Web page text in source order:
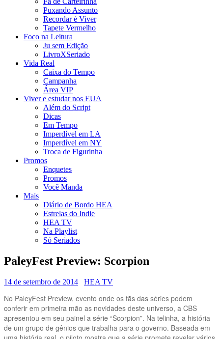
Puxando Assunto
Recordar é Viver
Tapete Vermelho
Foco na Leitura
Ju sem Edição
LivroXSeriado
Vida Real
Caixa do Tempo
Campanha
Área VIP
Viver e estudar nos EUA
Além do Script
Dicas
Em Tempo
Imperdível em LA
Imperdível em NY
Troca de Figurinha
Promos
Enquetes
Promos
Você Manda
Mais
Diário de Bordo HEA
Estrelas do Indie
HEA TV
Na Playlist
Só Seriados
PaleyFest Preview: Scorpion
14 de setembro de 2014 HEA TV
No PaleyFest Preview, evento onde os fãs das séries podem
conferir em primeira mão as novidades deste universo, a CBS
apresentou em seu painel a série “Scorpion”. Na telinha, a história
de um grupo de gênios que trabalha para o governo. Baseada em